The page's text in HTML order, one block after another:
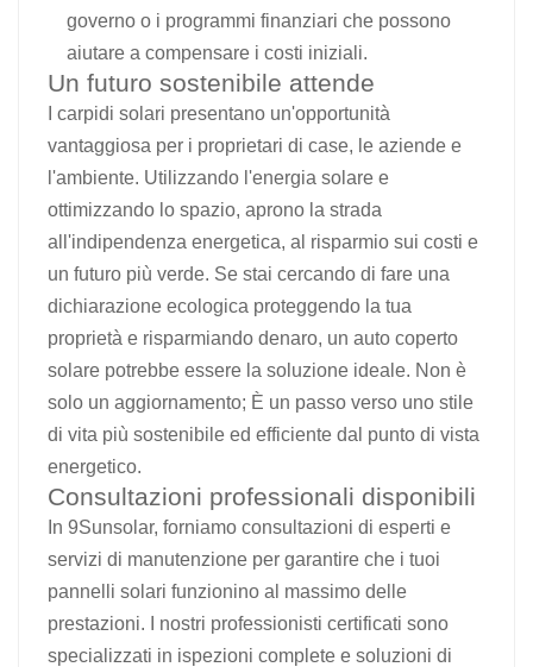
governo o i programmi finanziari che possono
aiutare a compensare i costi iniziali.
Un futuro sostenibile attende
I carpidi solari presentano un'opportunità
vantaggiosa per i proprietari di case, le aziende e
l'ambiente. Utilizzando l'energia solare e
ottimizzando lo spazio, aprono la strada
all'indipendenza energetica, al risparmio sui costi e
un futuro più verde. Se stai cercando di fare una
dichiarazione ecologica proteggendo la tua
proprietà e risparmiando denaro, un auto coperto
solare potrebbe essere la soluzione ideale. Non è
solo un aggiornamento; È un passo verso uno stile
di vita più sostenibile ed efficiente dal punto di vista
energetico.
Consultazioni professionali disponibili
In 9Sunsolar, forniamo consultazioni di esperti e
servizi di manutenzione per garantire che i tuoi
pannelli solari funzionino al massimo delle
prestazioni. I nostri professionisti certificati sono
specializzati in ispezioni complete e soluzioni di